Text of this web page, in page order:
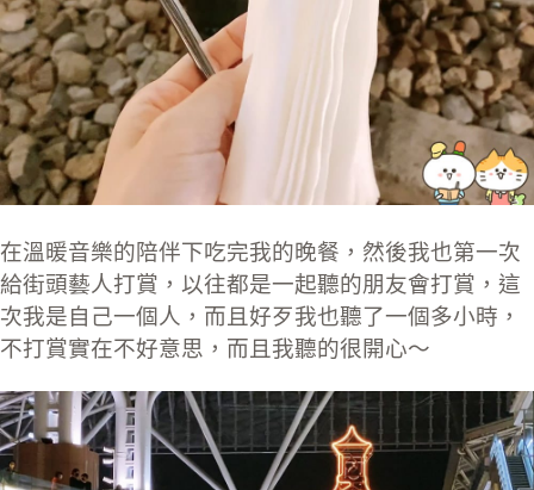
在溫暖音樂的陪伴下吃完我的晚餐，然後我也第一次
給街頭藝人打賞，以往都是一起聽的朋友會打賞，這
次我是自己一個人，而且好歹我也聽了一個多小時，
不打賞實在不好意思，而且我聽的很開心～